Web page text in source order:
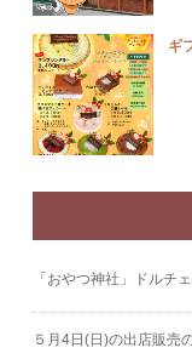
ギ
「おやつ神社」ドルチ
５月4日(日)の出店販売